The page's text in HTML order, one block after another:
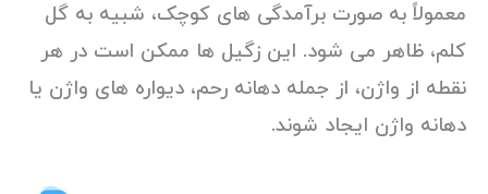
معمولاً به صورت برآمدگی های کوچک، شبیه به گل
کلم، ظاهر می شود. این زگیل ها ممکن است در هر
نقطه از واژن، از جمله دهانه رحم، دیواره های واژن یا
دهانه واژن ایجاد شوند.